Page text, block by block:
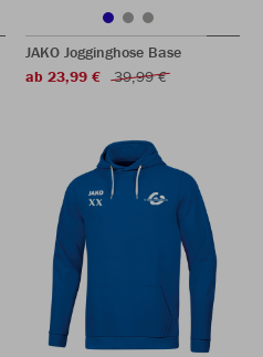
JAKO Jogginghose Base
ab 23,99 €
39,99 €